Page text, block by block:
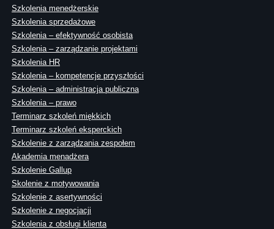
Szkolenia menedżerskie
Szkolenia sprzedażowe
Szkolenia – efektywność osobista
Szkolenia – zarządzanie projektami
Szkolenia HR
Szkolenia – kompetencje przyszłości
Szkolenia – administracja publiczna
Szkolenia – prawo
Terminarz szkoleń miękkich
Terminarz szkoleń eksperckich
Szkolenie z zarządzania zespołem
Akademia menadżera
Szkolenie Gallup
Skolenie z motywowania
Szkolenie z asertywności
Szkolenie z negocjacji
Szkolenia z obsługi klienta